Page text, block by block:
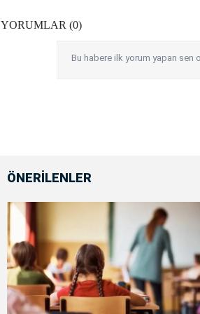
YORUMLAR (0)
Bu habere ilk yorum yapan sen
ÖNERİLENLER